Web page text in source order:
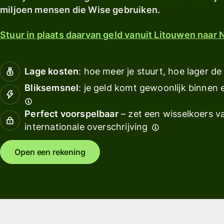
Verkennen
rendement
Europe
Verkennen
met
proberen
Verkennen
miljoen mensen die Wise gebruiken.
Stuur in plaats daarvan geld vanuit Litouwen naar
Lage kosten: hoe meer je stuurt, hoe lager
Bliksemsnel: je geld komt gewoonlijk binnen
Perfect voorspelbaar– zet een wisselkoers
internationale overschrijving
Open een rekening